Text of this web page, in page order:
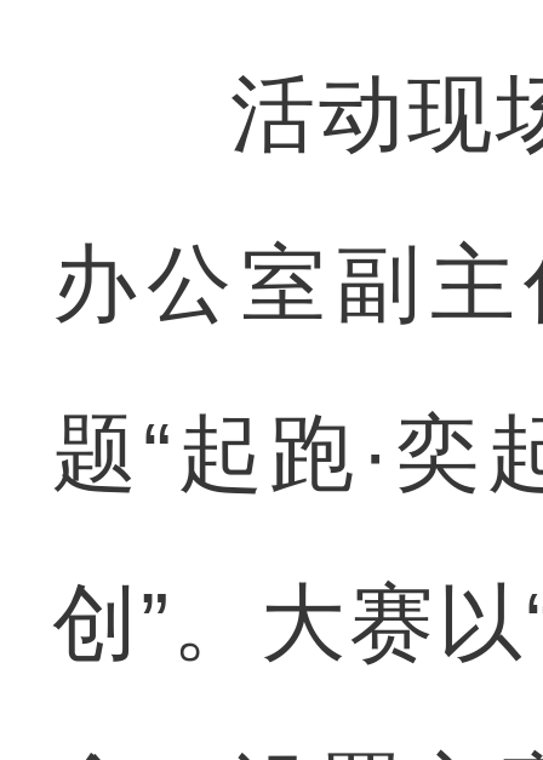
活动现场
办公室副
题“起跑·奕
创”。大赛